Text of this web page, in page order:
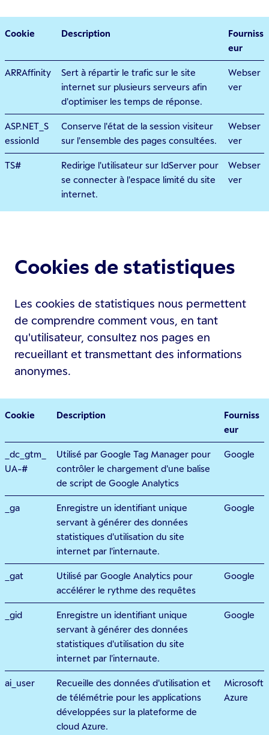
Cookie Description
Fourniss
eur
ARRAffinity
Sert à répartir le trafic sur le site
internet sur plusieurs serveurs afin
d'optimiser les temps de réponse.
Webser
ver
ASP.NET_S
essionId
Conserve l'état de la session visiteur
sur l'ensemble des pages consultées.
Webser
ver
TS#
Redirige l'utilisateur sur IdServer pour
se connecter à l'espace limité du site
internet.
Webser
ver
Cookies de statistiques
Les cookies de statistiques nous permettent
de comprendre comment vous, en tant
qu'utilisateur, consultez nos pages en
recueillant et transmettant des informations
anonymes.
Cookie Description
Fourniss
eur
_dc_gtm_
UA-#
Utilisé par Google Tag Manager pour
contrôler le chargement d'une balise
de script de Google Analytics
Google
_ga
Enregistre un identifiant unique
servant à générer des données
statistiques d'utilisation du site
internet par l'internaute.
Google
_gat
Utilisé par Google Analytics pour
accélérer le rythme des requêtes
Google
_gid
Enregistre un identifiant unique
servant à générer des données
statistiques d'utilisation du site
internet par l'internaute.
Google
ai_user
Recueille des données d'utilisation et
de télémétrie pour les applications
développées sur la plateforme de
cloud Azure.
Microsoft
Azure